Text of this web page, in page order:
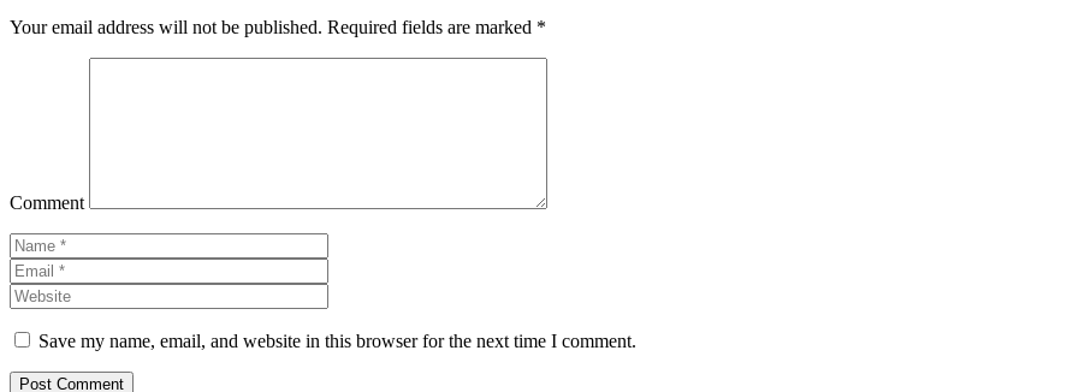
Your email address will not be published. Required fields are marked *
Comment
Save my name, email, and website in this browser for the next time I comment.